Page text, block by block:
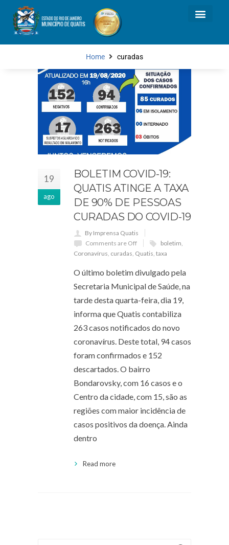
Home curadas
19
ago
BOLETIM COVID-19:
QUATIS ATINGE A TAXA
DE 90% DE PESSOAS
CURADAS DO COVID-19
By Imprensa Quatis
Comments are Off
boletim,
Coronavírus, curadas, Quatis, taxa
O último boletim divulgado pela
Secretaria Municipal de Saúde, na
tarde desta quarta-feira, dia 19,
informa que Quatis contabiliza
263 casos notificados do novo
coronavírus. Deste total, 94 casos
foram confirmados e 152
descartados. O bairro
Bondarovsky, com 16 casos e o
Centro da cidade, com 15, são as
regiões com maior incidência de
casos positivos da doença. Ainda
dentro
Read more